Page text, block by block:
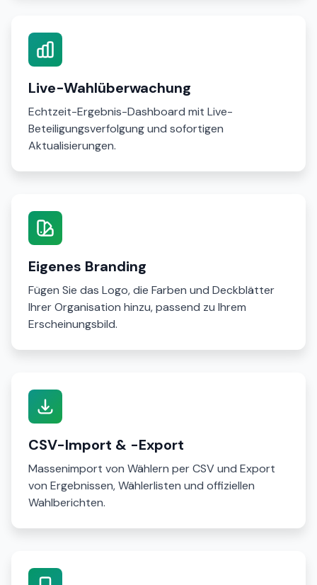
Live-Wahlüberwachung
Echtzeit-Ergebnis-Dashboard mit Live-
Beteiligungsverfolgung und sofortigen
Aktualisierungen.
Eigenes Branding
Fügen Sie das Logo, die Farben und Deckblätter
Ihrer Organisation hinzu, passend zu Ihrem
Erscheinungsbild.
CSV-Import & -Export
Massenimport von Wählern per CSV und Export
von Ergebnissen, Wählerlisten und offiziellen
Wahlberichten.